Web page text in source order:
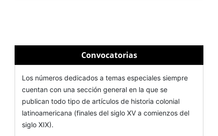
Convocatorias
Los números dedicados a temas especiales siempre
cuentan con una sección general en la que se
publican todo tipo de artículos de historia colonial
latinoamericana (finales del siglo XV a comienzos del
siglo XIX).